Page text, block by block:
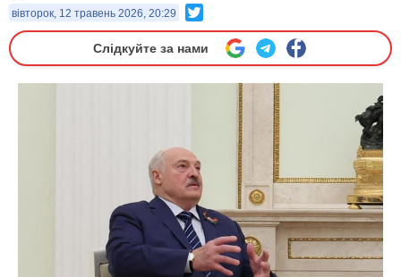
вівторок, 12 травень 2026, 20:29
Слідкуйте за нами